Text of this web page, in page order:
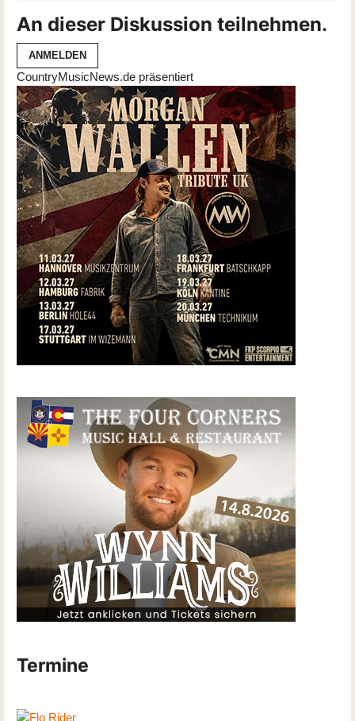
An dieser Diskussion teilnehmen.
ANMELDEN
CountryMusicNews.de präsentiert
Termine